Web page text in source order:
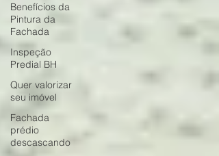
Benefícios da
Pintura da
Fachada
Inspeção
Predial BH
Quer valorizar
seu imóvel
Fachada
prédio
descascando